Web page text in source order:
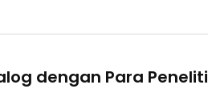
dengan Para Peneliti